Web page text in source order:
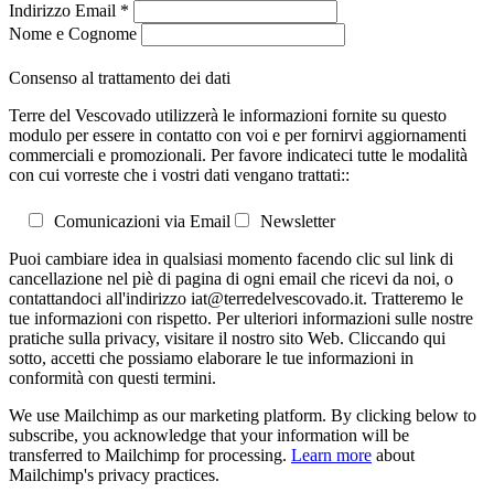
Indirizzo Email *
Nome e Cognome
Consenso al trattamento dei dati
Terre del Vescovado utilizzerà le informazioni fornite su questo
modulo per essere in contatto con voi e per fornirvi aggiornamenti
commerciali e promozionali. Per favore indicateci tutte le modalità
con cui vorreste che i vostri dati vengano trattati::
Comunicazioni via Email
Newsletter
Puoi cambiare idea in qualsiasi momento facendo clic sul link di
cancellazione nel piè di pagina di ogni email che ricevi da noi, o
contattandoci all'indirizzo iat@terredelvescovado.it. Tratteremo le
tue informazioni con rispetto. Per ulteriori informazioni sulle nostre
pratiche sulla privacy, visitare il nostro sito Web. Cliccando qui
sotto, accetti che possiamo elaborare le tue informazioni in
conformità con questi termini.
We use Mailchimp as our marketing platform. By clicking below to
subscribe, you acknowledge that your information will be
transferred to Mailchimp for processing. Learn more about
Mailchimp's privacy practices.